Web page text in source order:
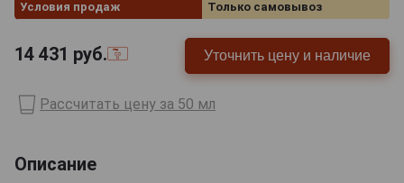
Условия продаж
Только самовывоз
14 431 руб. Уточнить цену и наличие
Рассчитать цену за 50 мл
Описание